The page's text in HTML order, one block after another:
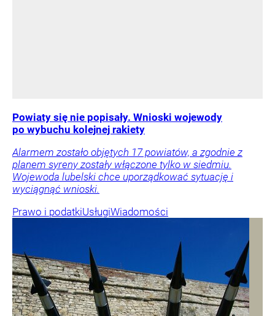
Powiaty się nie popisały. Wnioski wojewody
po wybuchu kolejnej rakiety
Alarmem zostało objętych 17 powiatów, a zgodnie z
planem syreny zostały włączone tylko w siedmiu.
Wojewoda lubelski chce uporządkować sytuację i
wyciągnąć wnioski.
Prawo i podatkiUsługiWiadomości